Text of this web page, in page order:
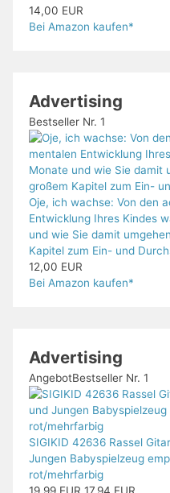
14,00 EUR
Bei Amazon kaufen*
Advertising
Bestseller Nr. 1
Oje, ich wachse: Von den
Entwicklung Ihres Kindes
und wie Sie damit
Kapitel zum Ein- und
12,00 EUR
Bei Amazon kaufen*
Advertising
AngebotBestseller Nr. 1
SIGIKID 42636 Rassel
Jungen Babyspielzeug
rot/mehrfarbig